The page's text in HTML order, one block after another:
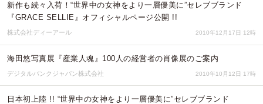
新作も続々入荷！“世界中の女神をより一層優美に”セレブブランド
『GRACE SELLIE』オフィシャルページ公開 !!
株式会社ディーアール 2010年12月17日 12時
海田悠写真展『産業人魂』100人の経営者の肖像展のご案内
デジタルバンクジャパン株式会社 2010年10月12日 17時
日本初上陸 !! “世界中の女神をより一層優美に”セレブブランド